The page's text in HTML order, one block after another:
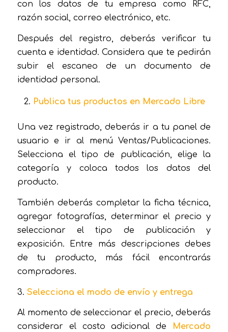
con los datos de tu empresa como RFC,
razón social, correo electrónico, etc.
Después del registro, deberás verificar tu
cuenta e identidad. Considera que te pedirán
subir el escaneo de un documento de
identidad personal.
Publica tus productos en Mercado Libre
Una vez registrado, deberás ir a tu panel de
usuario e ir al menú Ventas/Publicaciones.
Selecciona el tipo de publicación, elige la
categoría y coloca todos los datos del
producto.
También deberás completar la ficha técnica,
agregar fotografías, determinar el precio y
seleccionar el tipo de publicación y
exposición. Entre más descripciones debes
de tu producto, más fácil encontrarás
compradores.
3. Selecciona el modo de envío y entrega
Al momento de seleccionar el precio, deberás
considerar el costo adicional de Mercado